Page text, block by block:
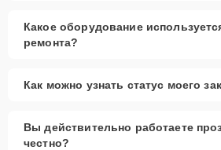
Какое оборудование
ремонта?
Как можно узнать статус моего
Вы действительно работаете
честно?